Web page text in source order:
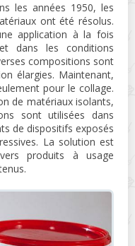
les années 1950, les
ont été résolus.
application à la fois
dans les conditions
compositions sont
élargies. Maintenant,
pour le collage.
de matériaux isolants,
sont utilisées dans
de dispositifs exposés
La solution est
produits à usage